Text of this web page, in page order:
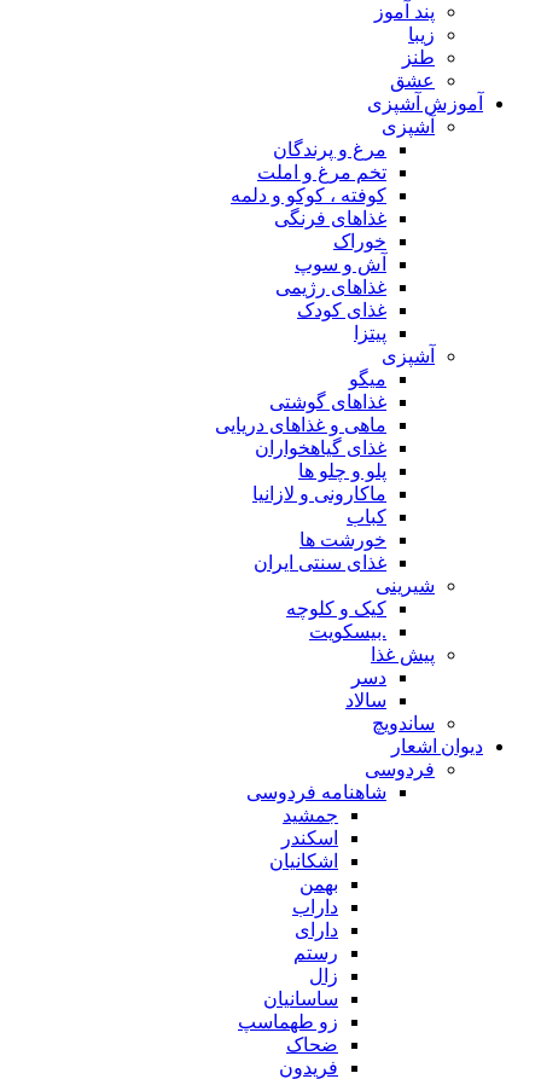
پند آموز
زیبا
طنز
عشق
آموزش آشپزی
آشپزی
مرغ و پرندگان
تخم مرغ و املت
کوفته ، کوکو و دلمه
غذاهای فرنگی
خوراک
آش و سوپ
غذاهای رژیمی
غذای کودک
پیتزا
آشپزی
میگو
غذاهای گوشتی
ماهی و غذاهای دریایی
غذای گیاهخواران
پلو و چلو ها
ماکارونی و لازانیا
کباب
خورشت ها
غذای سنتی ایران
شیرینی
کیک و کلوچه
.بیسکویت
پیش غذا
دسر
سالاد
ساندویچ
دیوان اشعار
فردوسی
شاهنامه فردوسی
جمشید
اسکندر
اشکانیان
بهمن
داراب
دارای
رستم
زال
ساسانیان
زو طهماسپ‏
ضحاک
فریدون